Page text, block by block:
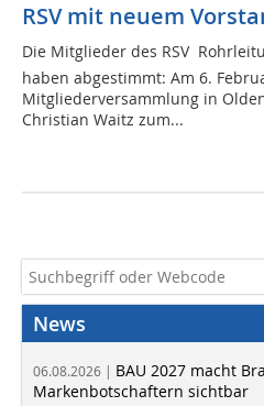
RSV mit neuem
Die Mitglieder des RSV 
haben abgestimmt: Am 6.
Mitgliederversammlung in
Christian Waitz zum...
News
06.08.2026 | BAU 2027 macht
Markenbotschaftern sichtbar